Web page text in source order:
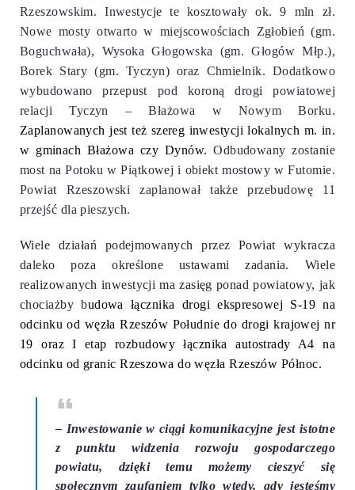
Rzeszowskim. Inwestycje te kosztowały ok. 9 mln zł.
Nowe mosty otwarto w miejscowościach Zgłobień (gm.
Boguchwała), Wysoka Głogowska (gm. Głogów Młp.),
Borek Stary (gm. Tyczyn) oraz Chmielnik. Dodatkowo
wybudowano przepust pod koroną drogi powiatowej
relacji Tyczyn – Błażowa w Nowym Borku.
Zaplanowanych jest też szereg inwestycji lokalnych m. in.
w gminach Błażowa czy Dynów.Odbudowany zostanie
most na Potoku w Piątkowej i obiekt mostowy w Futomie.
Powiat Rzeszowski zaplanował także przebudowę 11
przejść dla pieszych.
Wiele działań podejmowanych przez Powiat wykracza
daleko poza określone ustawami zadania. Wiele
realizowanych inwestycji ma zasięg ponad powiatowy, jak
chociażbybudowa łącznika drogi ekspresowej S-19 na
odcinku od węzła Rzeszów Południe do drogi krajowej nr
19 oraz I etap rozbudowy łącznika autostrady A4 na
odcinku od granic Rzeszowa do węzła Rzeszów Północ.
– Inwestowanie w ciągi komunikacyjne jest istotne
z punktu widzenia rozwoju gospodarczego
powiatu, dzięki temu możemy cieszyć się
społecznym zaufaniem tylko wtedy, gdy jesteśmy